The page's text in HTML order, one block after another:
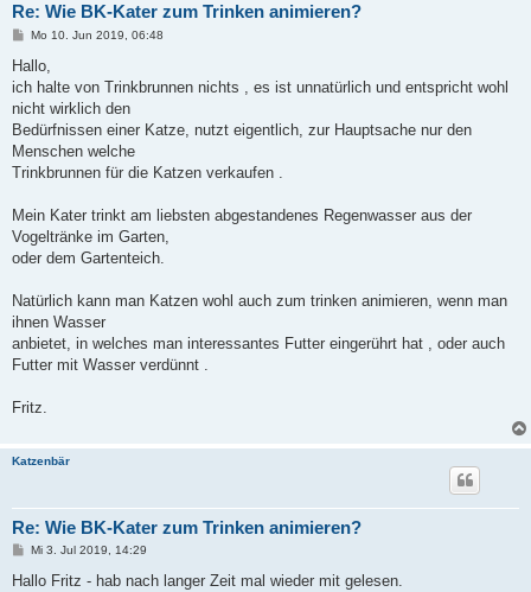
Re: Wie BK-Kater zum Trinken animieren?
B
i
r
a
Mo 10. Jun 2019, 06:48
Hallo,
ich halte von Trinkbrunnen nichts , es ist unnatürlich und entspricht wohl
nicht wirklich den
Bedürfnissen einer Katze, nutzt eigentlich, zur Hauptsache nur den
Menschen welche
Trinkbrunnen für die Katzen verkaufen .
Mein Kater trinkt am liebsten abgestandenes Regenwasser aus der
Vogeltränke im Garten,
oder dem Gartenteich.
Natürlich kann man Katzen wohl auch zum trinken animieren, wenn man
ihnen Wasser
anbietet, in welches man interessantes Futter eingerührt hat , oder auch
Futter mit Wasser verdünnt .
Fritz.
Katzenbär
Re: Wie BK-Kater zum Trinken animieren?
B
i
Mi 3. Jul 2019, 14:29
Hallo Fritz - hab nach langer Zeit mal wieder mit gelesen.